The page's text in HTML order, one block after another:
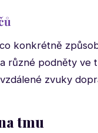
konkrétně
různé podněty
zvuky
tmu